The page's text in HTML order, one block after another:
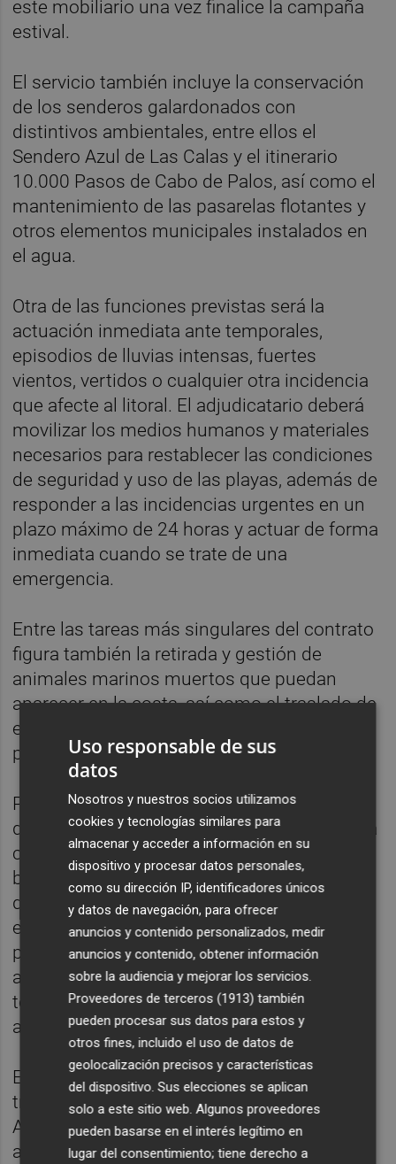
este mobiliario una vez finalice la campaña
estival.
El servicio también incluye la conservación
de los senderos galardonados con
distintivos ambientales, entre ellos el
Sendero Azul de Las Calas y el itinerario
10.000 Pasos de Cabo de Palos, así como el
mantenimiento de las pasarelas flotantes y
otros elementos municipales instalados en
el agua.
Otra de las funciones previstas será la
actuación inmediata ante temporales,
episodios de lluvias intensas, fuertes
vientos, vertidos o cualquier otra incidencia
que afecte al litoral. El adjudicatario deberá
movilizar los medios humanos y materiales
necesarios para restablecer las condiciones
de seguridad y uso de las playas, además de
responder a las incidencias urgentes en un
plazo máximo de 24 horas y actuar de forma
inmediata cuando se trate de una
emergencia.
Entre las tareas más singulares del contrato
figura también la retirada y gestión de
animales marinos muertos que puedan
aparecer en la costa, así como el traslado de
estos ejemplares a gestores autorizados
para su tratamiento.
Para prestar el servicio, la empresa deberá
disponer de maquinaria específica, entre ella
camiones grúa, minicargadoras, vehículos
basculantes, maquinaria para desbroce, un
dumper y un contenedor homologado para
el transporte de animales, además del
personal técnico y operativo necesario para
atender las necesidades del litoral tanto en
temporada alta como durante el resto del
año.
El contrato funcionará bajo un sistema de
trabajos a demanda, de forma que será el
Ayuntamiento quien vaya ordenando las
actuaciones en función de las necesidades
Uso responsable de sus
datos
Nosotros y nuestros socios utilizamos
cookies y tecnologías similares para
almacenar y acceder a información en su
dispositivo y procesar datos personales,
como su dirección IP, identificadores únicos
y datos de navegación, para ofrecer
anuncios y contenido personalizados, medir
anuncios y contenido, obtener información
sobre la audiencia y mejorar los servicios.
Proveedores de terceros (1913) también
pueden procesar sus datos para estos y
otros fines, incluido el uso de datos de
geolocalización precisos y características
del dispositivo. Sus elecciones se aplican
solo a este sitio web. Algunos proveedores
pueden basarse en el interés legítimo en
lugar del consentimiento; tiene derecho a